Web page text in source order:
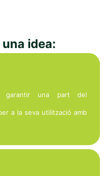
idea:
garantir una part del
a la seva utilització amb